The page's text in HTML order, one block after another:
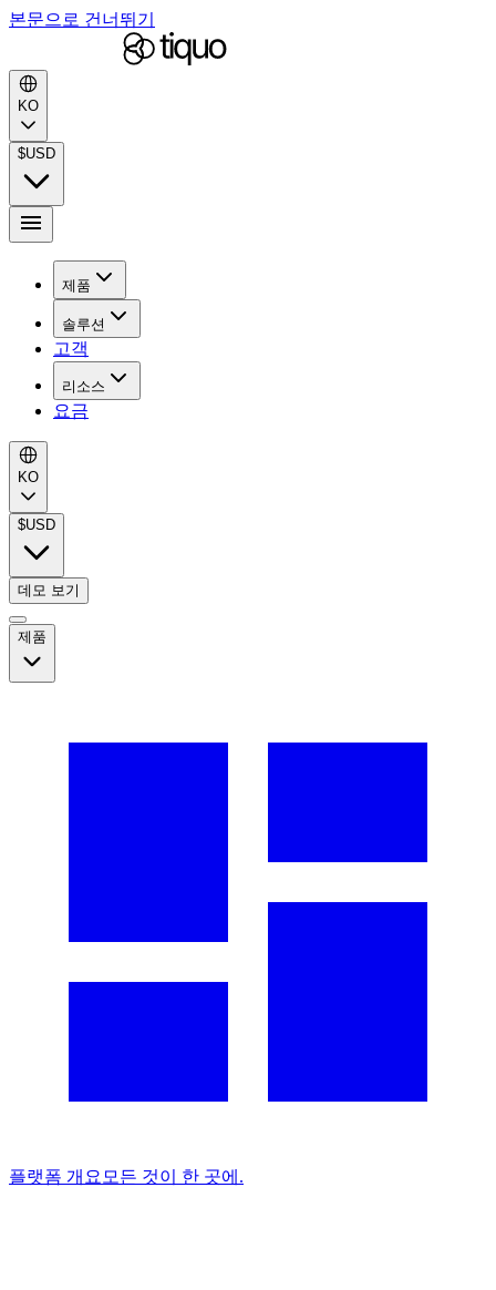
본문으로 건너뛰기
KO
$USD
제품
솔루션
고객
리소스
요금
KO
$USD
데모 보기
제품
플랫폼 개요 모든 것이 한 곳에.